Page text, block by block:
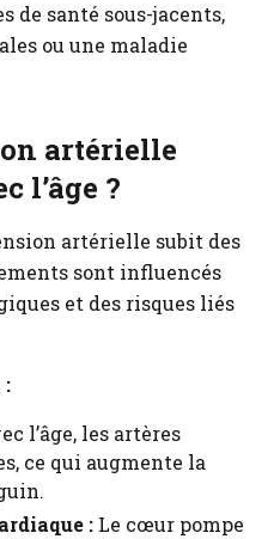
de santé sous-jacents,
ou une maladie
artérielle
l’âge ?
artérielle subit des
sont influencés
et des risques liés
:
l’âge, les artères
ce qui augmente la
: Le cœur pompe